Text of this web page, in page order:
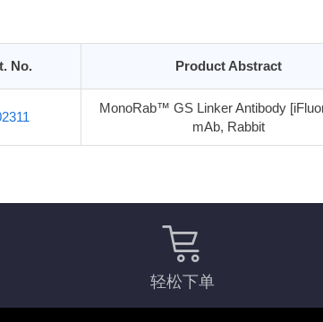
No. Product Abstract
MonoRab™ GS Linker Antibody
mAb, Rabbit
轻松下单